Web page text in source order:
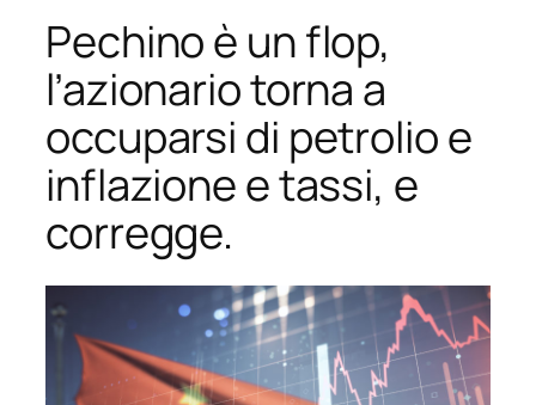
Pechino è un flop,
l’azionario torna a
occuparsi di petrolio e
inflazione e tassi, e
corregge.